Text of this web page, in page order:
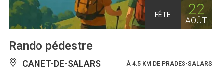
FÊTE 22
AOÛT
Rando pédestre
CANET-DE-SALARS À 4.5 KM DE PRADES-SALARS